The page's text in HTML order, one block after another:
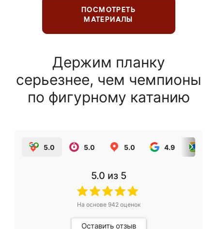
ПОСМОТРЕТЬ
МАТЕРИАЛЫ
Держим планку
серьезнее, чем чемпионы
по фигурному катанию
5.0 5.0 5.0 4.9
5.0 из 5
На основе 942оценок
Оставить отзыв